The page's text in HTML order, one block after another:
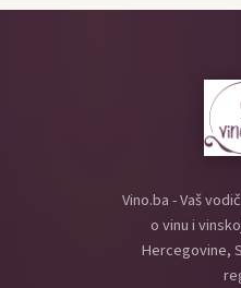
Vino.ba - Vaš
o vinu i
Hercegovine,